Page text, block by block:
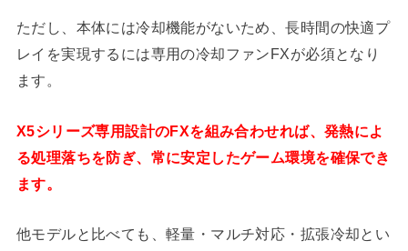
ただし、本体には冷却機能がないため、長時間の快適プ
レイを実現するには専用の冷却ファンFXが必須となり
ます。
X5シリーズ専用設計のFXを組み合わせれば、発熱によ
る処理落ちを防ぎ、常に安定したゲーム環境を確保でき
ます。
他モデルと比べても、軽量・マルチ対応・拡張冷却とい